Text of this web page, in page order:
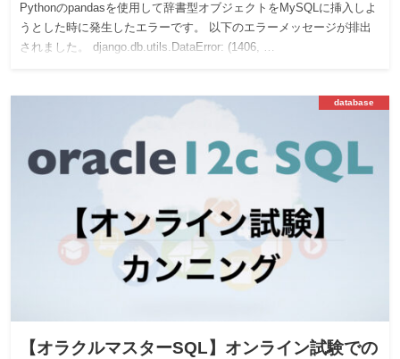
Pythonのpandasを使用して辞書型オブジェクトをMySQLに挿入しよ
うとした時に発生したエラーです。 以下のエラーメッセージが排出
されました。 django.db.utils.DataError: (1406, …
database
【オラクルマスターSQL】オンライン試験での